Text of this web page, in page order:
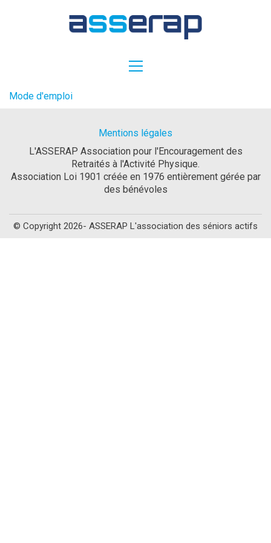
Mode d'emploi
Mentions légales
L'ASSERAP Association pour l'Encouragement des
Retraités à l'Activité Physique.
Association Loi 1901 créée en 1976 entièrement gérée par
des bénévoles
© Copyright 2026- ASSERAP L'association des séniors actifs